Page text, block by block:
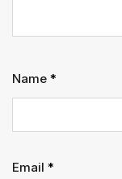
Name *
Email *